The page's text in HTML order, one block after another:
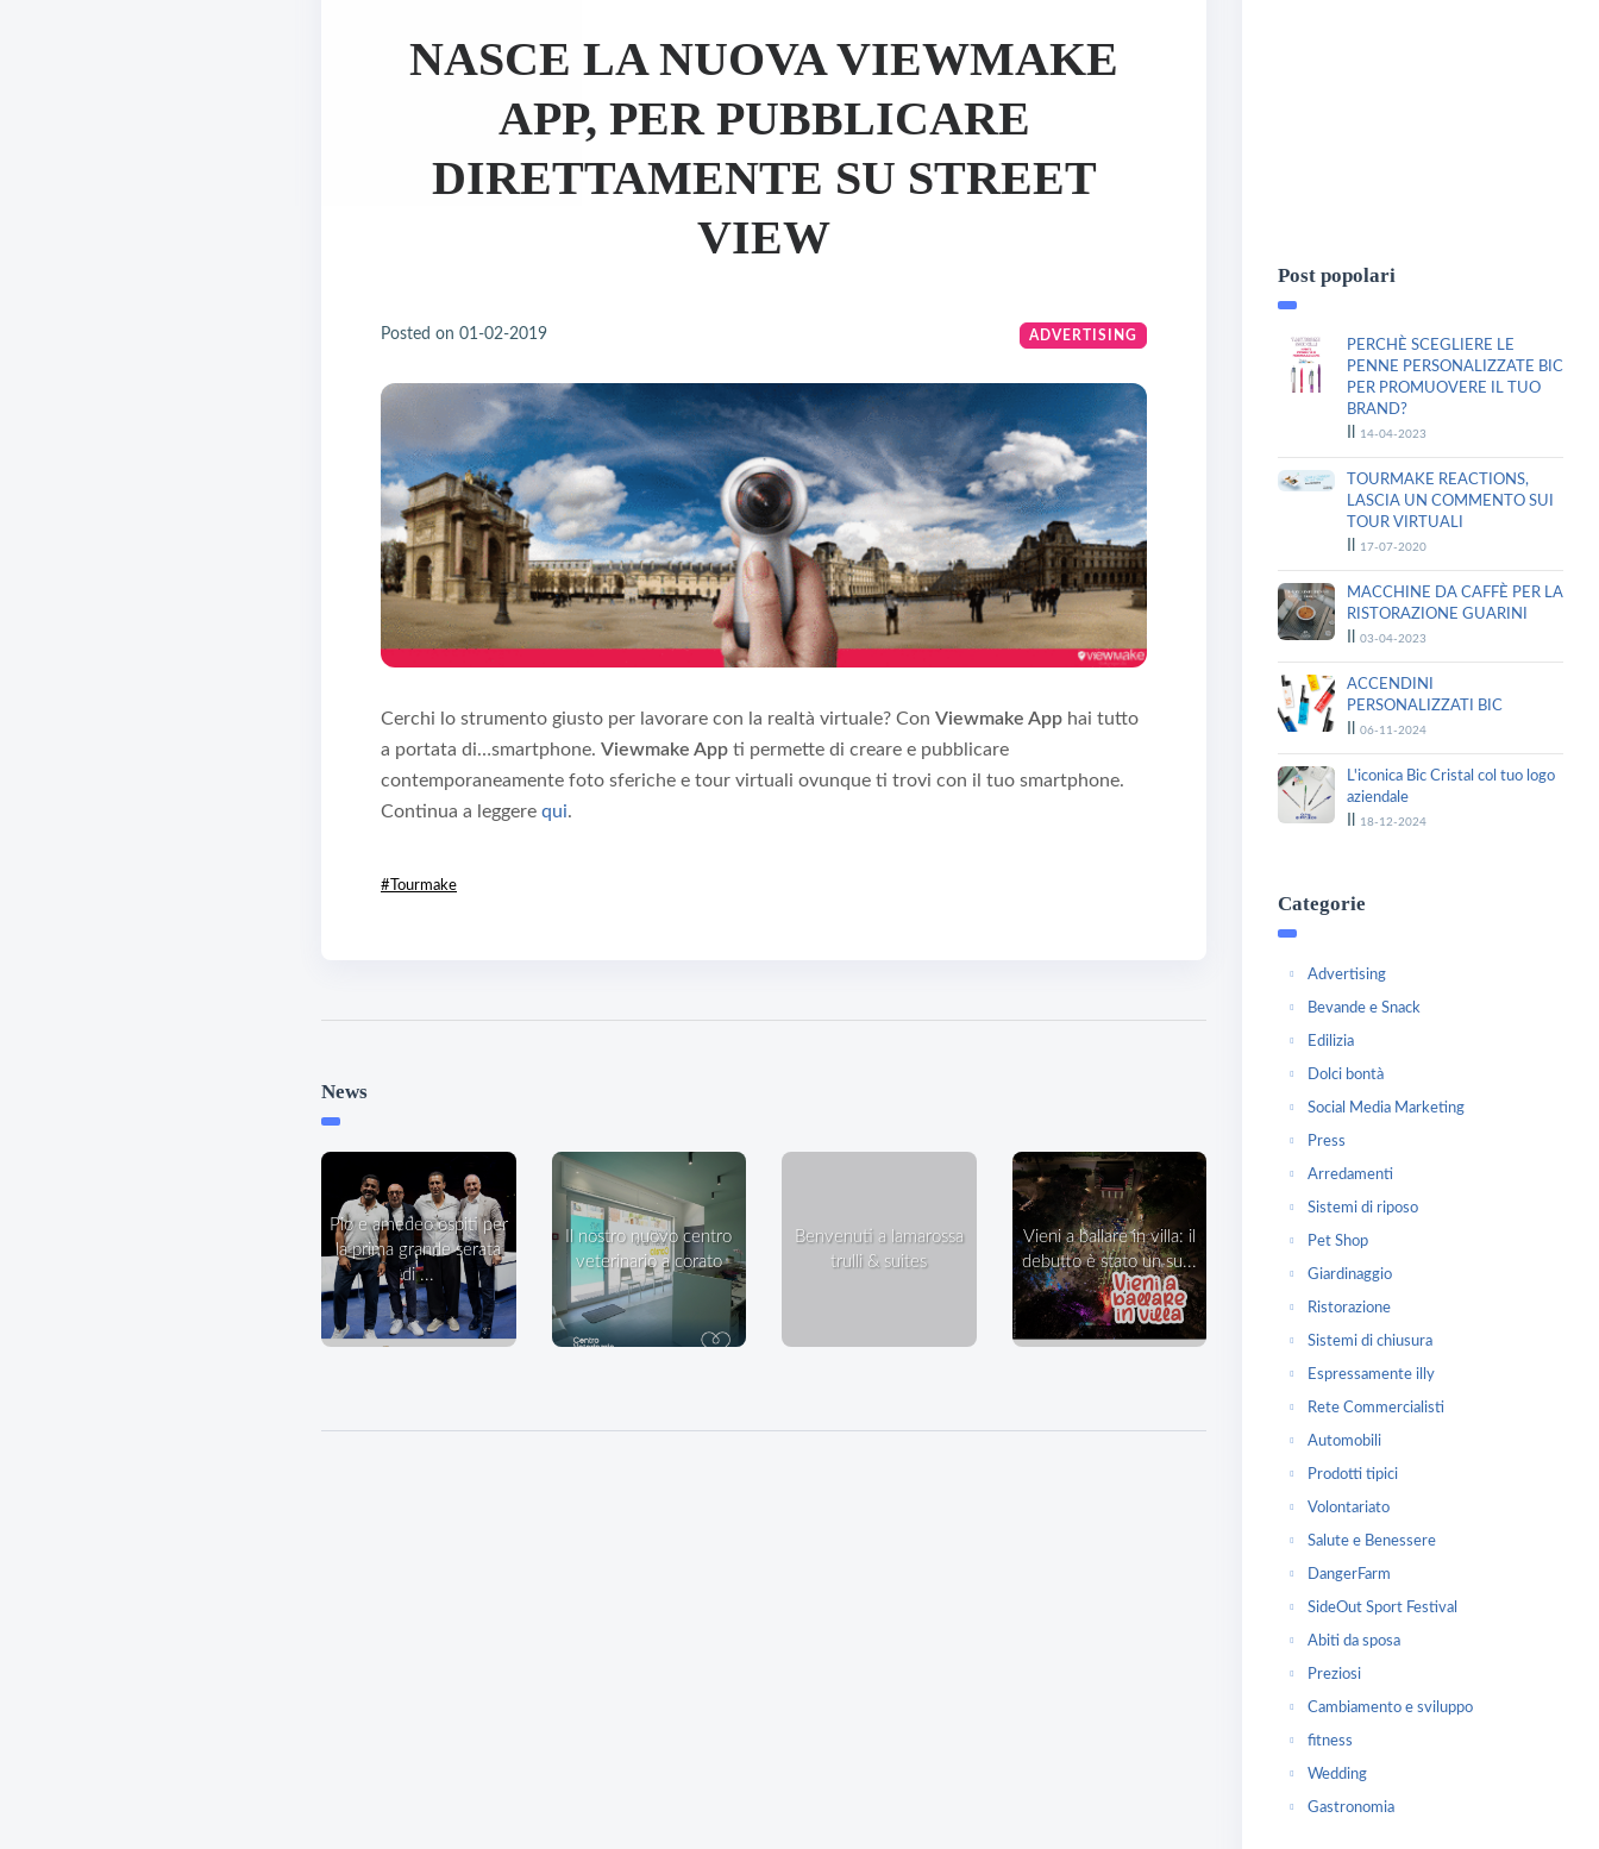
NASCE LA NUOVA VIEWMAKE
APP, PER PUBBLICARE
DIRETTAMENTE SU STREET
VIEW
Posted on 01-02-2019 ADVERTISING
Cerchi lo strumento giusto per lavorare con la realtà virtuale? Con Viewmake App hai tutto
a portata di…smartphone. Viewmake App ti permette di creare e pubblicare
contemporaneamente foto sferiche e tour virtuali ovunque ti trovi con il tuo smartphone.
Continua a leggere qui.
#Tourmake
News
pio e amedeo ospiti per
la prima grande serata
di ...
veterinario a corato
benvenuti a lamarossa
trulli & suites
vieni a ballare in villa: il
debutto è stato un su...
Post popolari
PERCHÈ SCEGLIERE LE
PENNE PERSONALIZZATE BIC
PER PROMUOVERE IL TUO
BRAND?
14-04-2023
TOURMAKE REACTIONS,
LASCIA UN COMMENTO SUI
TOUR VIRTUALI
17-07-2020
MACCHINE DA CAFFÈ PER LA
RISTORAZIONE GUARINI
03-04-2023
ACCENDINI
PERSONALIZZATI BIC
06-11-2024
L'iconica Bic Cristal col tuo logo
aziendale
18-12-2024
Categorie
Advertising
Bevande e Snack
Edilizia
Dolci bontà
Social Media Marketing
Press
Arredamenti
Sistemi di riposo
Pet Shop
Giardinaggio
Ristorazione
Sistemi di chiusura
Espressamente illy
Rete Commercialisti
Automobili
Prodotti tipici
Volontariato
Salute e Benessere
DangerFarm
SideOut Sport Festival
Abiti da sposa
Preziosi
Cambiamento e sviluppo
fitness
Wedding
Gastronomia